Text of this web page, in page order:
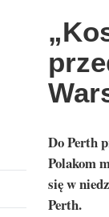
Do Perth
Polakom
się w
Perth.